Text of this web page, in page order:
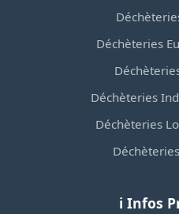
Déchèteries
Déchèteries
Déchèteries
ℹ️ Infos